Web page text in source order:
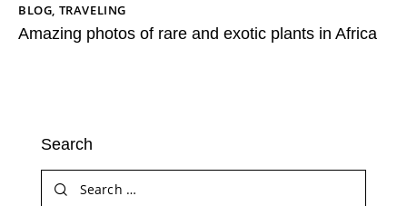
BLOG, TRAVELING
Amazing photos of rare and exotic plants in Africa
Search